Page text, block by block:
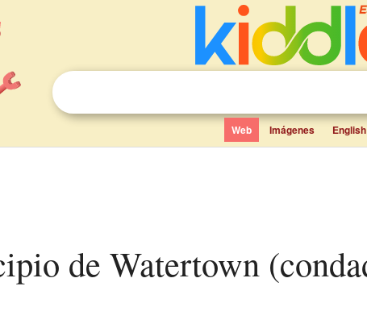
Web Imágenes English